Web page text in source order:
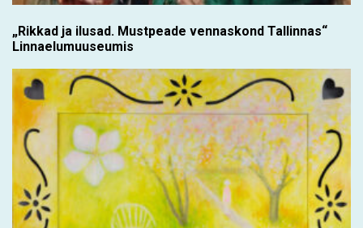
„Rikkad ja ilusad. Mustpeade vennaskond Tallinnas“
Linnaelumuuseumis